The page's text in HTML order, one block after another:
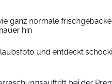
ganz normale
hin
und entdeckt